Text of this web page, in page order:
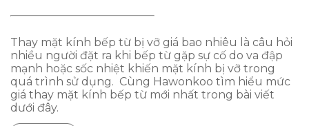
Thay mặt kính bếp từ bị vỡ giá bao nhiêu là câu hỏi
nhiều người đặt ra khi bếp từ gặp sự cố do va đập
mạnh hoặc sốc nhiệt khiến mặt kính bị vỡ trong
quá trình sử dụng. Cùng Hawonkoo tìm hiểu mức
giá thay mặt kính bếp từ mới nhất trong bài viết
dưới đây.